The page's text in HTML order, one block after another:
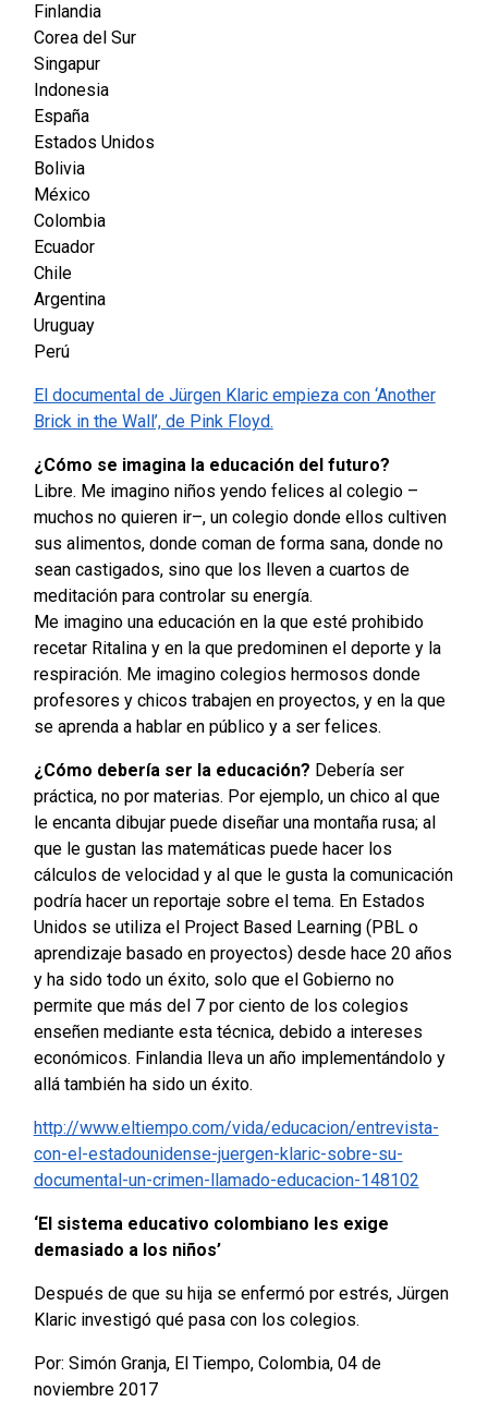
Finlandia
Corea del Sur
Singapur
Indonesia
España
Estados Unidos
Bolivia
México
Colombia
Ecuador
Chile
Argentina
Uruguay
Perú
El documental de Jürgen Klaric empieza con ‘Another
Brick in the Wall’, de Pink Floyd.
¿Cómo se imagina la educación del futuro?
Libre. Me imagino niños yendo felices al colegio –
muchos no quieren ir–, un colegio donde ellos cultiven
sus alimentos, donde coman de forma sana, donde no
sean castigados, sino que los lleven a cuartos de
meditación para controlar su energía.
Me imagino una educación en la que esté prohibido
recetar Ritalina y en la que predominen el deporte y la
respiración. Me imagino colegios hermosos donde
profesores y chicos trabajen en proyectos, y en la que
se aprenda a hablar en público y a ser felices.
¿Cómo debería ser la educación? Debería ser
práctica, no por materias. Por ejemplo, un chico al que
le encanta dibujar puede diseñar una montaña rusa; al
que le gustan las matemáticas puede hacer los
cálculos de velocidad y al que le gusta la comunicación
podría hacer un reportaje sobre el tema. En Estados
Unidos se utiliza el Project Based Learning (PBL o
aprendizaje basado en proyectos) desde hace 20 años
y ha sido todo un éxito, solo que el Gobierno no
permite que más del 7 por ciento de los colegios
enseñen mediante esta técnica, debido a intereses
económicos. Finlandia lleva un año implementándolo y
allá también ha sido un éxito.
http://www.eltiempo.com/vida/educacion/entrevista-
con-el-estadounidense-juergen-klaric-sobre-su-
documental-un-crimen-llamado-educacion-148102
‘El sistema educativo colombiano les exige
demasiado a los niños’
Después de que su hija se enfermó por estrés, Jürgen
Klaric investigó qué pasa con los colegios.
Por: Simón Granja, El Tiempo, Colombia, 04 de
noviembre 2017